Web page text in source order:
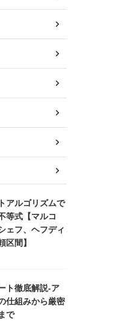
アルゴリズムで
等式【マルコ
ェフ、ヘフディ
区間】
ト徹底解説-ア
仕組みから厳密
で